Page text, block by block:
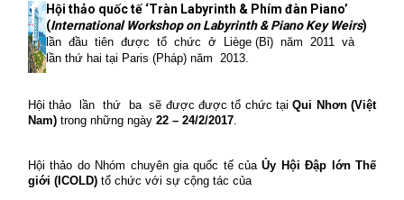
Hội thảo quốc tế ‘Tràn Labyrinth & Phím đàn Piano’
(International Workshop on Labyrinth & Piano Key Weirs)
lần đầu tiên được tổ chức ở Liège (Bỉ) năm 2011
và
lần thứ hai tại Paris (Pháp) năm
2013.
Hội thảo lần thứ ba sẽ được được tổ chức tạiQui Nhơn (Việt
Nam) trong những ngày 22 – 24/2/2017
Hội thảo do Nhóm chuyên gia quốc tế củaỦy Hội Đập lớn Thế
giới (ICOLD) tổ chức với sự cộng tác của